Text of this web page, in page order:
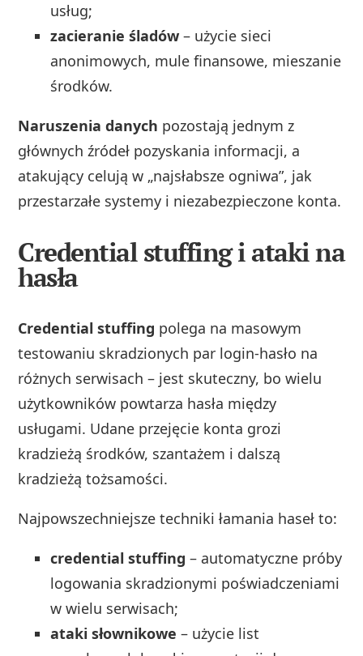
usług;
zacieranie śladów – użycie sieci
anonimowych, mule finansowe, mieszanie
środków.
Naruszenia danych pozostają jednym z
głównych źródeł pozyskania informacji, a
atakujący celują w „najsłabsze ogniwa”, jak
przestarzałe systemy i niezabezpieczone konta.
Credential stuffing i ataki na
hasła
Credential stuffing polega na masowym
testowaniu skradzionych par login‑hasło na
różnych serwisach – jest skuteczny, bo wielu
użytkowników powtarza hasła między
usługami. Udane przejęcie konta grozi
kradzieżą środków, szantażem i dalszą
kradzieżą tożsamości.
Najpowszechniejsze techniki łamania haseł to:
credential stuffing – automatyczne próby
logowania skradzionymi poświadczeniami
w wielu serwisach;
ataki słownikowe – użycie list